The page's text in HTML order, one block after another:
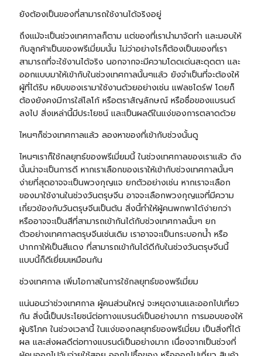
ยังต้องเป็นของที่สามารถใช้งานได้จริงอยู่
ถึงแม้จะเป็นช่วงเทศกาลก็ตาม แต่ของที่เรานำมาจัดทำ และมอบให้
กับลูกค้าเป็นของพรีเมี่ยมนั้น ไม่ว่าอย่างไรก็ต้องเป็นของที่เรา
สามารถที่จะใช้งานได้จริง นอกจากจะมีความโดดเด่นสะดุดตา และ
ออกแบบมาให้เข้ากับในช่วงเทศกาลนั้นๆแล้ว ยังจำเป็นที่จะต้องให้
ผู้ที่ได้รับ หยิบของเรามาใช้งานด้วยอย่างเช่น แฟลชไดร์ฟโดยก็
ต้องยังคงมีการใส่โลโก้ หรือตราสัญลักษณ์ หรือชื่อของแบรนด์
ลงไป สิ่งเหล่านี้มีประโยชน์ และเป็นผลดีในแง่ของการตลาดด้วย
ไหนๆก็ช่วงเทศกาลแล้ว ลองหาของที่เข้ากับช่วงนั้นดู
ไหนๆเราก็ใช้กลยุทธ์ของพรีเมี่ยมนี้ ในช่วงเทศกาลของเราแล้ว ดัง
นั้นน่าจะเป็นการดี หากเราเลือกของเราให้เข้ากับช่วงเทศกาลนั้นๆ
ง่ายที่สุดอาจจะเป็นพวงกุญแจ ยกตัวอย่างเช่น หากเราจะเลือก
ของมาใช้งานในช่วงวันตรุษจีน อาจจะเลือกพวงกุญแจที่มีความ
เกี่ยวข้องกับวันตรุษจีนเป็นต้น สิ่งนี้ทำให้ผู้คนพกพาได้ง่ายกว่า
หรืออาจจะเป็นสีที่สามารถเข้ากันได้กับช่วงเทศกาลนั้นๆ ยก
ตัวอย่างเทศกาลตรุษจีนเช่นเดิม เราอาจจะเป็นกระบอกน้ำหรือ
ปากกาให้เป็นสีแดง ที่สามารถเข้ากันได้ดีกับในช่วงวันตรุษจีนนี้
แบบนี้ก็ดีเยี่ยมเหมือนกัน
ช่วงเทศกาล เพิ่มโอกาสในการใช้กลยุทธ์ของพรีเมี่ยม
แน่นอนว่าช่วงเทศกาล ผู้คนส่วนใหญ่ จะหยุดงานและออกไปเที่ยว
กัน สิ่งนี้เป็นประโยชน์ต่อทางแบรนด์เป็นอย่างมาก การมอบของให้
ผู้บริโภค ในช่วงเวลานี้ ในแง่ของกลยุทธ์ของพรีเมี่ยม เป็นสิ่งที่ได้
ผล และส่งผลดีต่อทางแบรนด์เป็นอย่างมาก เนื่องจากเป็นช่วงที่